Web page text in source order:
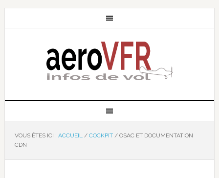
VOUS ÊTES ICI : ACCUEIL / COCKPIT /OSAC ET DOCUMENTATION
CDN